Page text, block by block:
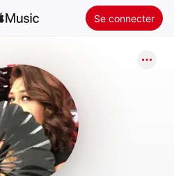
Se connecter
Apple Music